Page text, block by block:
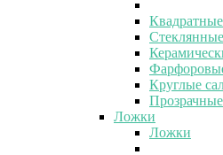
Круглые
Ложки
Ложки